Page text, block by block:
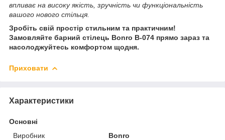
впливає на високу якість, зручність чи функціональність
вашого нового стільця.
Зробіть свій простір стильним та практичним!
Замовляйте барний стілець Bonro B-074 прямо зараз та
насолоджуйтесь комфортом щодня.
Приховати
Характеристики
Основні
Виробник
Bonro